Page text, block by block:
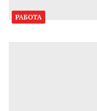
РАБОТА